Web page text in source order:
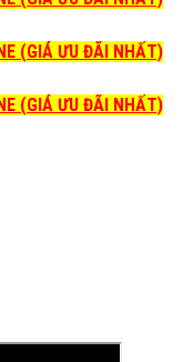
(GIÁ ƯU ĐÃI NHẤT)
(GIÁ ƯU ĐÃI NHẤT)